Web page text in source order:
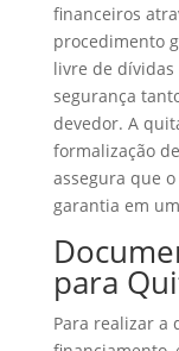
financeiros
procedimento
livre de
segurança
devedor. A
formalização
assegura que
garantia em
para
Para realizar a